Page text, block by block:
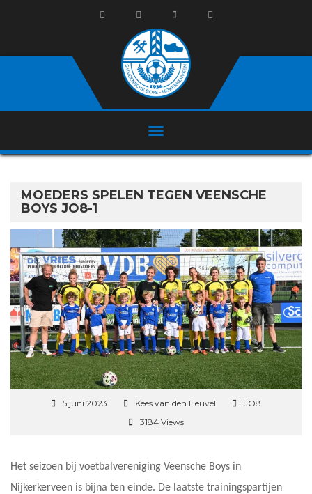
MOEDERS SPELEN TEGEN VEENSCHE
BOYS JO8-1
5 juni 2023 Kees van den Heuvel
JO8
3184 Views
Het seizoen bij voetbalvereniging Veensche Boys in
Nijkerkerveen is bijna ten einde. De laatste trainingspartijen